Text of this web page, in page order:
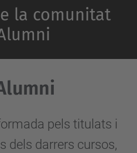
la comunitat
pels titulats i
dels darrers cursos,